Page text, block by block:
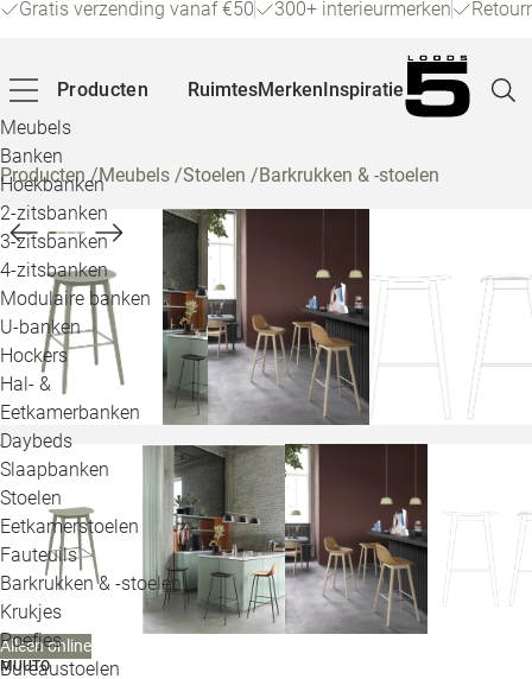
Gratis verzending vanaf €50 300+ interieurmerken
Producten
Meubels
Banken
Hoekbanken
2-zitsbanken
3-zitsbanken
4-zitsbanken
Modulaire banken
U-banken
Hockers
Hal- &
Eetkamerbanken
Daybeds
Slaapbanken
Stoelen
Eetkamerstoelen
Fauteuils
Barkrukken & -stoelen
Krukjes
Poefjes
Bureaustoelen
RuimtesMerkenInspiratie
Producten/Meubels /Stoelen /Barkrukken & -stoelen
Alleen online
MUUTO